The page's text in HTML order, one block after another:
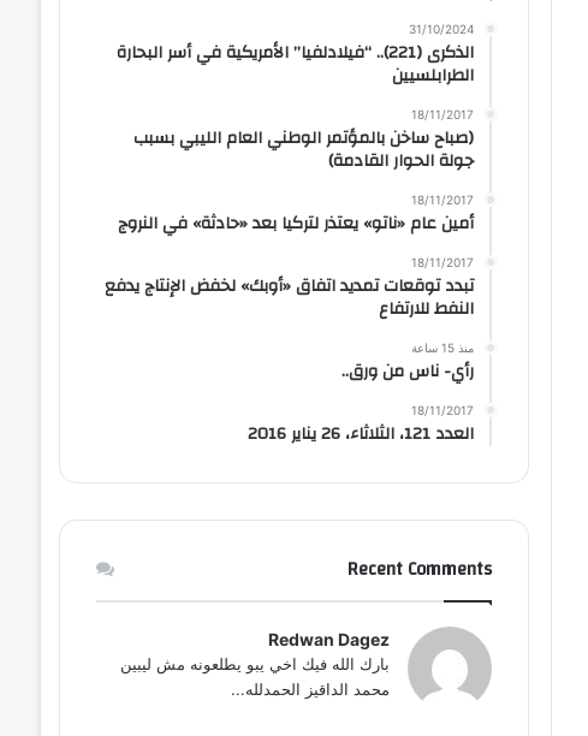
31/10/2024
الذكرى (221).. “فيلادلفيا” الأمريكية في أسر البحارة
الطرابلسيين
18/11/2017
(صباح ساخن بالمؤتمر الوطني العام الليبي بسبب
جولة الحوار القادمة)
18/11/2017
أمين عام «ناتو» يعتذر لتركيا بعد «حادثة» في النروج
18/11/2017
تبدد توقعات تمديد اتفاق «أوبك» لخفض الإنتاج يدفع
النفط للارتفاع
منذ 15 ساعة
رأي- ناس من ورق..
18/11/2017
العدد 121، الثلاثاء، 26 يناير 2016
Recent Comments
Redwan Dagez
بارك الله فيك اخي يبو يطلعونه مش ليبين
محمد الداقيز الحمدلله...